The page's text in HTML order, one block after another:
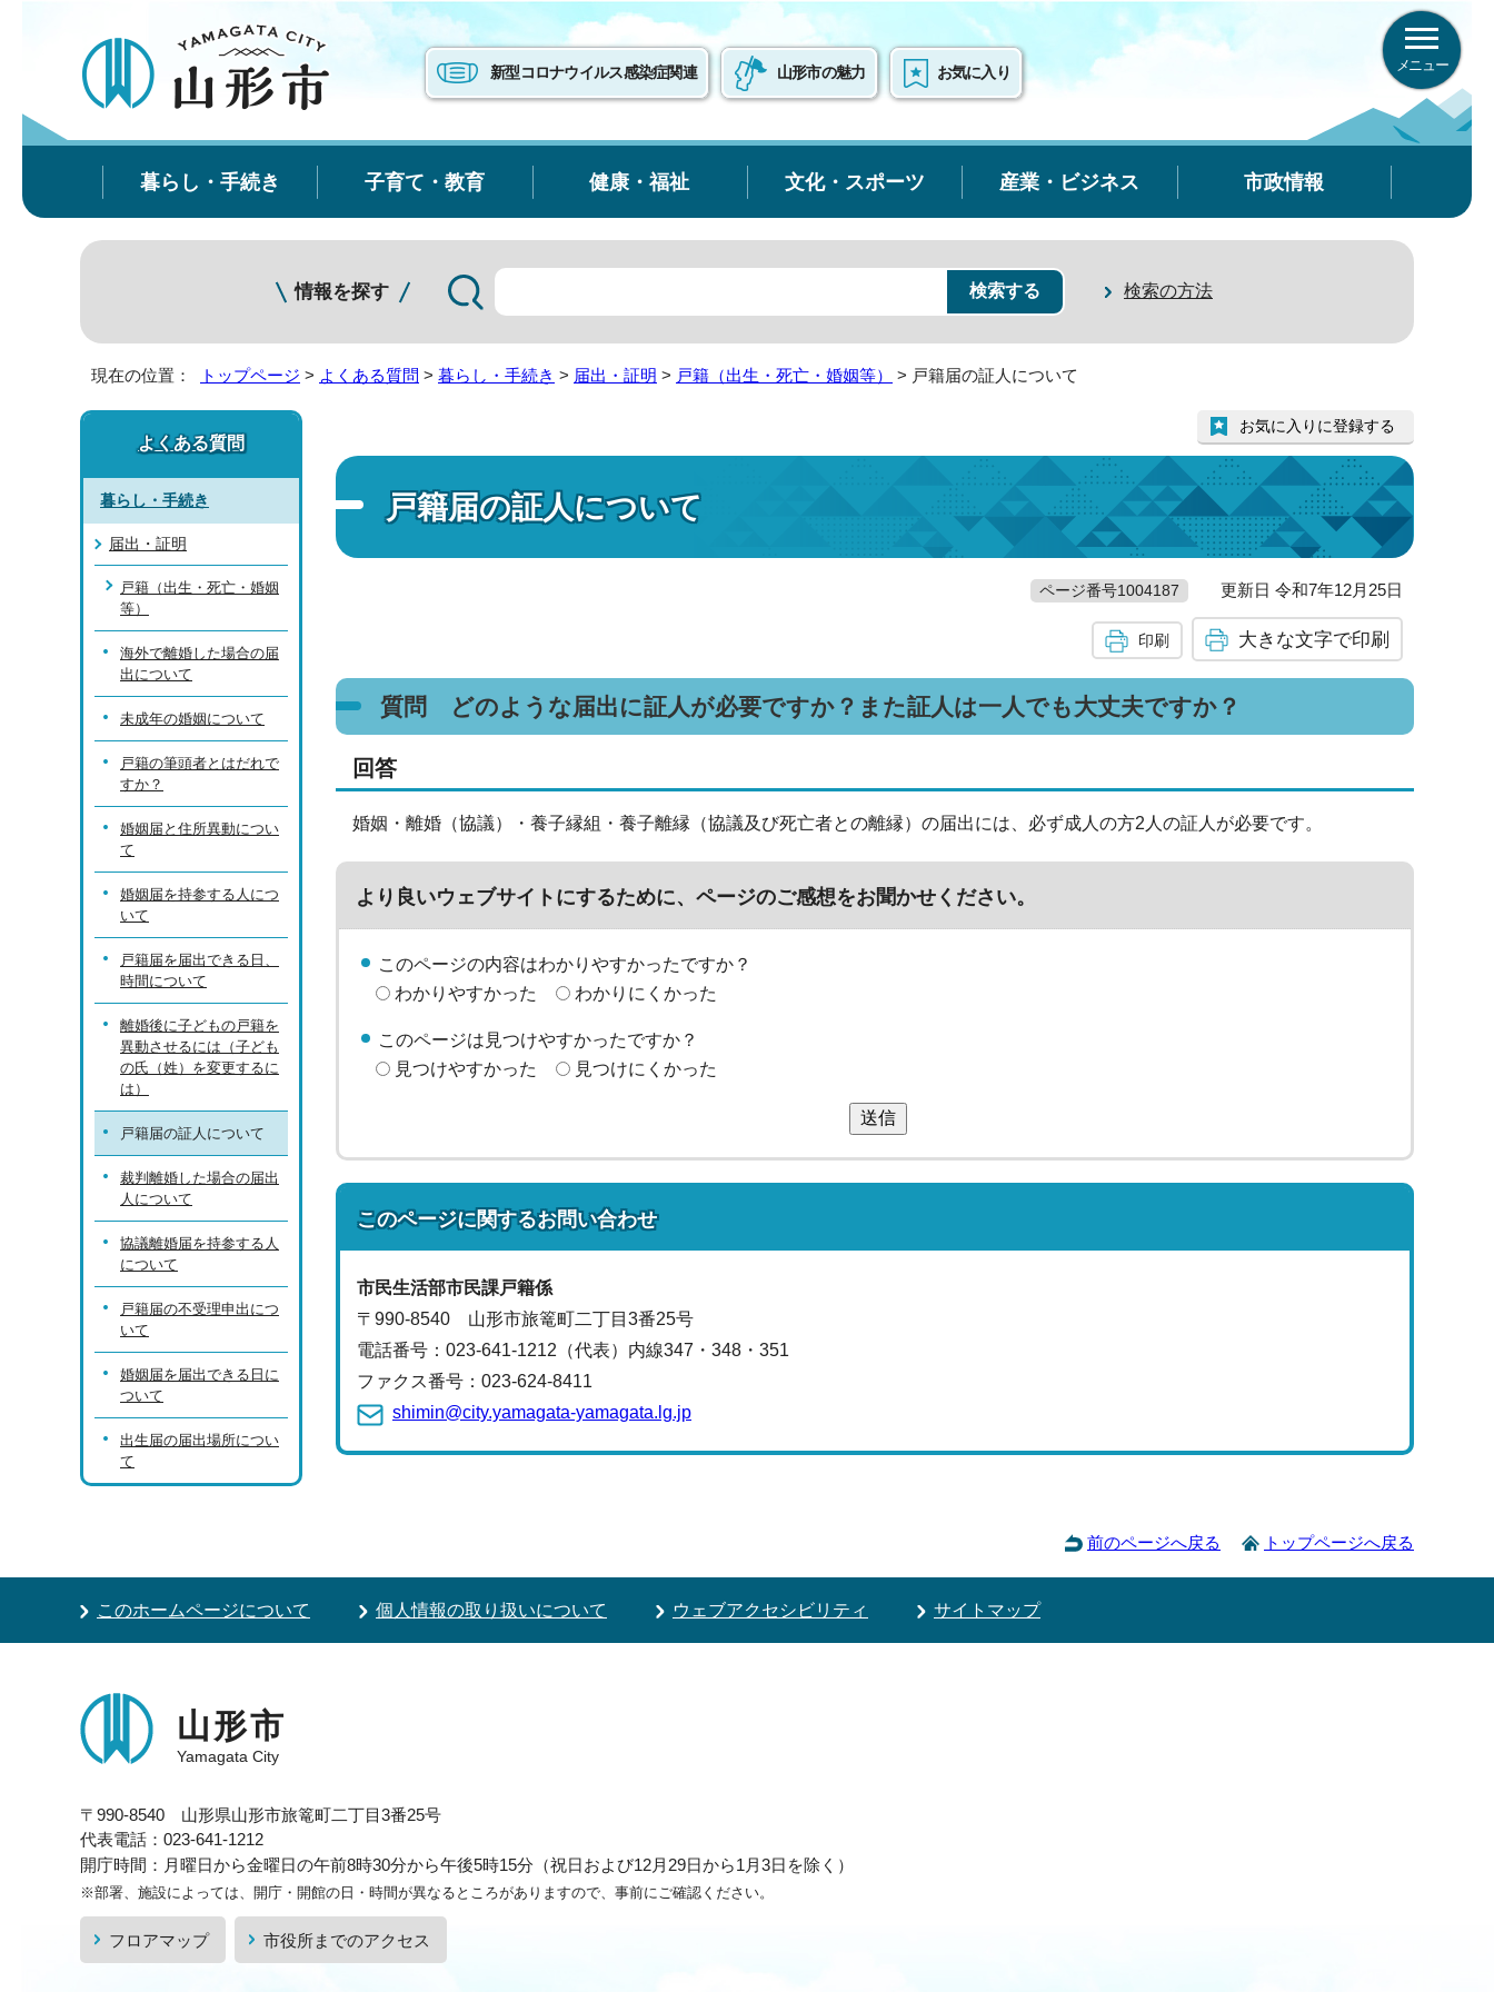
新型コロナウイルス感染症関連 山形市の魅力 お気に入り メニュー
暮らし・手続き 子育て・教育 健康・福祉 文化・スポーツ 産業・ビジネス 市政情報
情報を探す 検索の方法
現在の位置： トップページ > よくある質問 > 暮らし・手続き > 届出・証明 > 戸籍（出生・死亡・婚姻等） > 戸籍届の証人について
戸籍届の証人について
お気に入りに登録する
ページ番号1004187 更新日 令和7年12月25日
印刷 大きな文字で印刷
質問 どのような届出に証人が必要ですか？また証人は一人でも大丈夫ですか？
回答
婚姻・離婚（協議）・養子縁組・養子離縁（協議及び死亡者との離縁）の届出には、必ず成人の方2人の証人が必要です。
より良いウェブサイトにするために、ページのご感想をお聞かせください。
このページの内容はわかりやすかったですか？
わかりやすかった
わかりにくかった
このページは見つけやすかったですか？
見つけやすかった
見つけにくかった
送信
このページに関するお問い合わせ
市民生活部市民課戸籍係
〒990-8540 山形市旅篭町二丁目3番25号
電話番号： 023-641-1212（代表） 内線347・348・351
ファクス番号：023-624-8411
shimin@city.yamagata-yamagata.lg.jp
よくある質問
暮らし・手続き
届出・証明
戸籍（出生・死亡・婚姻
等）
海外で離婚した場合の届
出について
未成年の婚姻について
戸籍の筆頭者とはだれで
すか？
婚姻届と住所異動につい
て
婚姻届を持参する人につ
いて
戸籍届を届出できる日、
時間について
離婚後に子どもの戸籍を
異動させるには（子ども
の氏（姓）を変更するに
は）
戸籍届の証人について
裁判離婚した場合の届出
人について
協議離婚届を持参する人
について
戸籍届の不受理申出につ
いて
婚姻届を届出できる日に
ついて
出生届の届出場所につい
て
前のページへ戻る トップページへ戻る
このホームページについて 個人情報の取り扱いについて ウェブアクセシビリティ サイトマップ
山形市
Yamagata City
〒990-8540 山形県山形市旅篭町二丁目3番25号
代表電話：023-641-1212
開庁時間：月曜日から金曜日の午前8時30分から午後5時15分（祝日および12月29日から1月3日を除く）
※部署、施設によっては、開庁・開館の日・時間が異なるところがありますので、事前にご確認ください。
フロアマップ 市役所までのアクセス